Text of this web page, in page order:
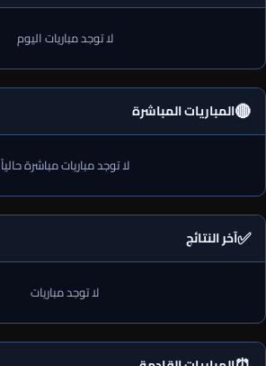
لا توجد مباريات اليوم
🔴المباريات المباشرة
لا توجد مباريات مباشرة حالياً
✅آخر النتائج
لا توجد مباريات